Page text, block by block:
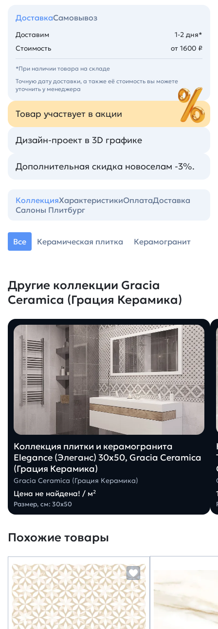
ДоставкаСамовывоз
Доставим
1-2 дня*
Стоимость
от 1600 ₽
*При наличии товара на складе
Точную дату доставки, а также её стоимость вы можете
уточнить у менеджера
Товар участвует в акции
Дизайн-проект в 3D графике
Дополнительная скидка новоселам -3%.
КоллекцияХарактеристикиОплатаДоставка
Салоны Плитбург
Все Керамическая плитка Керамогранит
Другие коллекции Gracia
Ceramica (Грация Керамика)
Коллекция плитки и керамогранита
Elegance (Элеганс) 30х50, Gracia Ceramica
(Грация Керамика)
Gracia Ceramica (Грация Керамика)
Цена не найдена! / м²
Размер, см: 30х50
Похожие товары